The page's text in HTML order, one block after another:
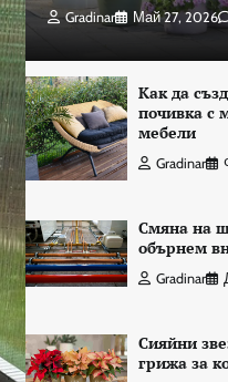
Gradinar Май 27, 2026
Как да
почивка с
мебели
Gradinar
Смяна на
обърнем
Gradinar
Сияйни
грижа за